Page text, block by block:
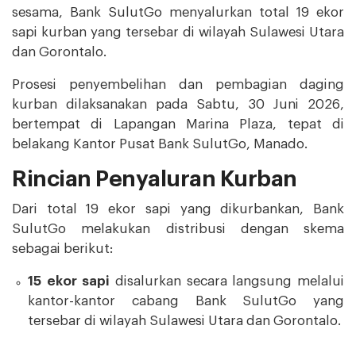
sesama, Bank SulutGo menyalurkan total 19 ekor
sapi kurban yang tersebar di wilayah Sulawesi Utara
dan Gorontalo.
Prosesi penyembelihan dan pembagian daging
kurban dilaksanakan pada Sabtu, 30 Juni 2026,
bertempat di Lapangan Marina Plaza, tepat di
belakang Kantor Pusat Bank SulutGo, Manado.
Rincian Penyaluran Kurban
Dari total 19 ekor sapi yang dikurbankan, Bank
SulutGo melakukan distribusi dengan skema
sebagai berikut:
15 ekor sapi disalurkan secara langsung melalui
kantor-kantor cabang Bank SulutGo yang
tersebar di wilayah Sulawesi Utara dan Gorontalo.